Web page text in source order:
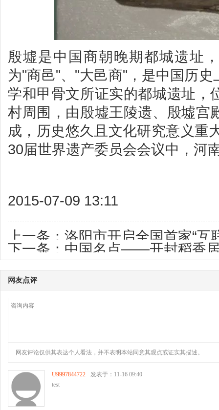
殷墟是中国商朝晚期都城遗址
为"商邑"、"大邑商"，是中国历
学和甲骨文所证实的都城遗址，
村周围，由殷墟王陵遗、殷墟宫
成，历史悠久且文化研究意义重
30届世界遗产委员会会议中，河
2015-07-09 13:11
上一条： 洛阳市开启全国首家“互
下一条： 中国名点——开封稻香